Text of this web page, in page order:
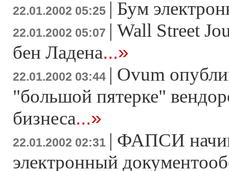
22.01.2002 05:25 | Бум
22.01.2002 05:07 | Wall Street
бен Ладена...»
22.01.2002 03:44 | Ovum
"большой пятерке"
бизнеса...»
22.01.2002 02:31 | ФАПСИ
электронный